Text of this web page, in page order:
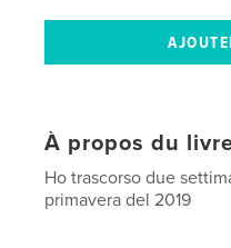
À propos du
Ho trascorso due
primavera del 2019